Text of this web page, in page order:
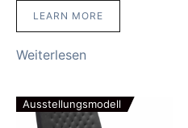
LEARN MORE
Weiterlesen
Ausstellungsmodell